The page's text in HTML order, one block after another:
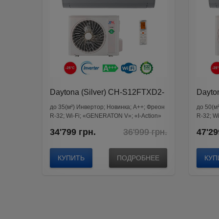
Daytona (Silver) CH-S12FTXD2-
SC
до 35(м²) Инвертор; Новинка; A++; Фреон
R-32; Wi-Fi; «GENERATON V»; «I-Action»
36'999грн.Original
was:
грн..
34'799 грн.
Current
is:
грн..
КУПИТЬ ПОДРОБНЕЕ
SC
до
R-32;